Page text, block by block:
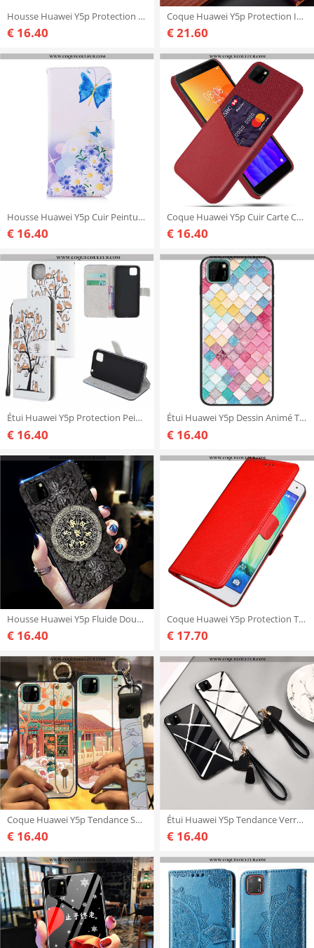
Housse Huawei Y5p Protection Rose Gaufrage, Étui Huawei Y5p Ornements Suspendus Téléphone Portable
€ 16.40
Coque Huawei Y5p Protection Incassable Étui, Housse Huawei Y5p Modèle Fleurie Dégradé Violet
€ 21.60
Housse Huawei Y5p Cuir Peinture Housse, Étui Huawei Y5p Protection Blanc Blanche
€ 16.40
Coque Huawei Y5p Cuir Carte Coque, Housse Huawei Y5p Protection Rouge
€ 16.40
Étui Huawei Y5p Protection Peinture Clamshell, Coque Huawei Y5p Personnalité Fluide Doux Blanche
€ 16.40
Étui Huawei Y5p Dessin Animé Téléphone Portable, Coque Huawei Y5p Fluide Doux Multicolore Coloré
€ 16.40
Housse Huawei Y5p Fluide Doux Noir Ultra, Étui Huawei Y5p Silicone Incassable
€ 16.40
Coque Huawei Y5p Protection Téléphone Portable Tout Compris, Housse Huawei Y5p Cuir Véritable Incass
€ 17.70
Coque Huawei Y5p Tendance Support Style Chinois, Housse Huawei Y5p Créatif Étui Verte
€ 16.40
Étui Huawei Y5p Tendance Verre Incassable, Coque Huawei Y5p Légère Ultra Blanche
€ 16.40